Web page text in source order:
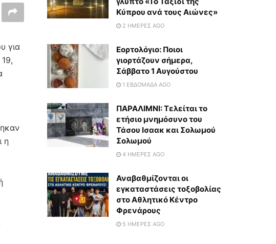
για
η
Κύπρου ανά τους Αιώνες»
2 ΗΜΈΡΕΣ AGO
Εορτολόγιο: Ποιοι
γιορτάζουν σήμερα,
Σάββατο 1 Αυγούστου
1 ΕΒΔΟΜΆΔΑ AGO
ΠΑΡΑΛΙΜΝΙ: Τελείται το
ετήσιο μνημόσυνο του
Τάσου Ισαακ και Σολωμού
Σολωμού
4 ΗΜΈΡΕΣ AGO
Αναβαθμίζονται οι
εγκαταστάσεις τοξοβολίας
στο Αθλητικό Κέντρο
Φρενάρους
5 ΗΜΈΡΕΣ AGO